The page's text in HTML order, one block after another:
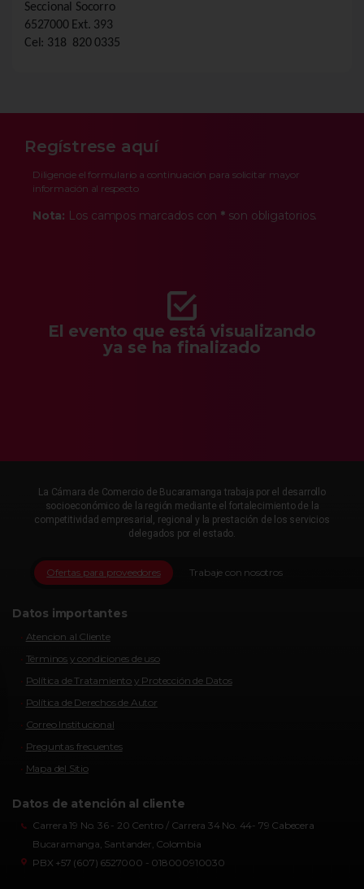
Seccional Socorro
6527000 Ext. 393
Cel: 318 820 0335
Regístrese aquí
Diligencie el formulario a continuación para solicitar mayor
información al respecto
Nota: Los campos marcados con *son obligatorios.
El evento que está visualizando
ya se ha finalizado
La Cámara de Comercio de Bucaramanga trabaja por el desarrollo
socioeconómico de la región mediante el fortalecimiento de la
competitividad empresarial, regional y la prestación de los servicios
delegados por el estado.
Trabaje con nosotros
Ofertas para proveedores
Datos importantes
Atencion al Cliente
Términos y condiciones de uso
Política de Tratamiento y Protección de Datos
Política de Derechos de Autor
Correo Institucional
Preguntas frecuentes
Mapa del Sitio
Datos de atención al cliente
Carrera 19 No. 36 - 20 Centro / Carrera 34 No. 44- 79 Cabecera
Bucaramanga, Santander, Colombia
PBX +57 (607) 6527000 - 018000910030